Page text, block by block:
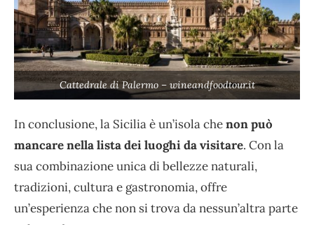
Cattedrale di Palermo – wineandfoodtour.it
In conclusione, la Sicilia è un’isola chenon può
mancare nella lista dei luoghi da visitare. Con la
sua combinazione unica di bellezze naturali,
tradizioni, cultura e gastronomia, offre
un’esperienza che non si trova da nessun’altra parte